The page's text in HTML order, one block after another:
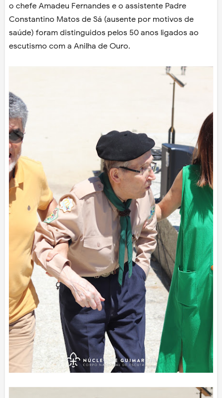
o chefe Amadeu Fernandes e o assistente Padre
Constantino Matos de Sá (ausente por motivos de
saúde) foram distinguidos pelos 50 anos ligados ao
escutismo com a Anilha de Ouro.